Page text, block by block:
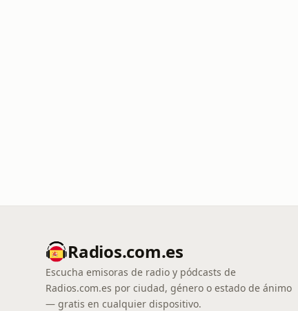
Radios.com.es
Escucha emisoras de radio y pódcasts de
Radios.com.es por ciudad, género o estado de ánimo
— gratis en cualquier dispositivo.